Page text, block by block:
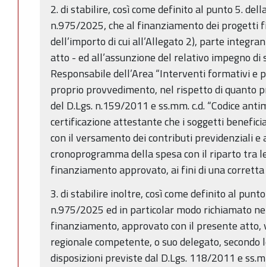
2. di stabilire, così come definito al punto 5.
n.975/2025, che al finanziamento dei progetti
dell’importo di cui all’Allegato 2), parte
atto - ed all’assunzione del relativo impegno di
Responsabile dell’Area “Interventi formativi e
proprio provvedimento, nel rispetto di quanto
del D.Lgs. n.159/2011 e ss.mm. c.d. “Codice
certificazione attestante che i soggetti
con il versamento dei contributi previdenziali e
cronoprogramma della spesa con il riparto tra
finanziamento approvato, ai fini di una
3. di stabilire inoltre, così come definito al
n.975/2025 ed in particolar modo richiamato
finanziamento, approvato con il presente
regionale competente, o suo delegato,
disposizioni previste dal D.Lgs. 118/2011 e